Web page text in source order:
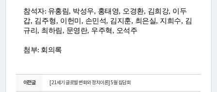
참석자: 유홍림, 박성우, 홍태영, 오경환, 김희강, 이두
갑, 김주형, 이헌미 , 손민석, 김지훈, 최은실, 지희수, 김
규리 , 최하림, 문영란, 우주혁, 오석주
첨부: 회의록
이전글 [21세기 글로벌 변화와 정치이론] 5월 집담회